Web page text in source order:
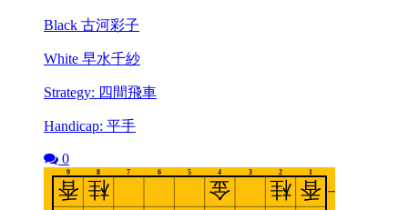
Black 古河彩子
White 早水千紗
Strategy: 四間飛車
Handicap: 平手
0